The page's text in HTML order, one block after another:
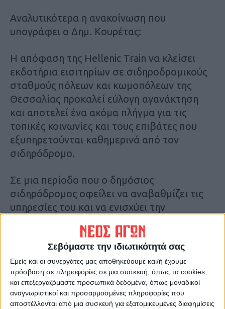
Σεβόμαστε την ιδιωτικότητά σας
Εμείς και οι συνεργάτες μας αποθηκεύουμε και/ή έχουμε
πρόσβαση σε πληροφορίες σε μια συσκευή, όπως τα cookies,
και επεξεργαζόμαστε προσωπικά δεδομένα, όπως μοναδικοί
αναγνωριστικοί και προσαρμοσμένες πληροφορίες που
αποστέλλονται από μια συσκευή για εξατομικευμένες διαφημίσεις
Αναλυτικότερα η ανακοίνωση που
υπογράφει ο Δημ. Κουρέτας:
Η απόφαση της Hellenic Train να κλείσει
εκδοτήρια εισιτηρίων σε σιδηροδρομικούς
σταθμούς πόλεων και κωμοπόλεων της
Θεσσαλίας προκαλεί εύλογη αγανάκτηση
και αποτελεί ένα ακόμα πλήγμα για τις
τοπικές κοινωνίες και τους επιβάτες που
εξυπηρετούνται καθημερινά από τον
σιδηρόδρομο.
Σε μια περίοδο που ο δημόσιος
σιδηρόδρομος οφείλει να αναβαθμίζει τις
υπηρεσίες του και να ενισχύει την
πολίτες —ιδιαίτερα ηλικιωμένοι, ευάλωτες
ομάδες, μαθητές και εργαζόμενοι— την
άμεση εξυπηρέτηση και ανθρώπινη επαφή
στα εκδοτήρια, είναι ακατανόητη και
απαράδεκτη. Αντί να στελεχωθούν οι
Σταθμοί με το αναγκαίο προσωπικό, για